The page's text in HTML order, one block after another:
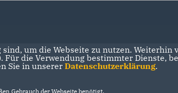
um die Webseite zu nutzen.
Für die Verwendung bestimmter Dienste,
Sie in unserer Datenschutzerklärung.
Gebrauch der Webseite benötigt.